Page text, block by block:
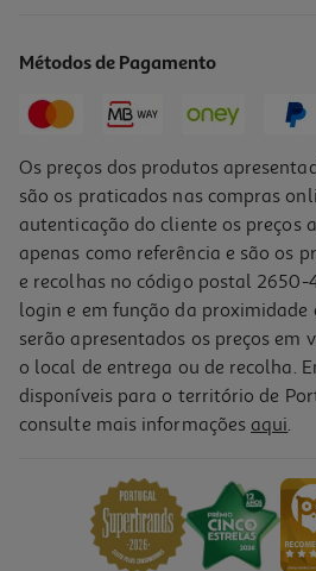
4.5
Bloco Wc Auchan Água Azul 2un
Métodos de Pagamento
Os preços dos produtos
são os praticados nas compras
autenticação do cliente os preços
apenas como referência e são os
e recolhas no código postal 2650-
login e em função da proximidade
serão apresentados os preços em
o local de entrega ou de recolha.
disponíveis para o território de
consulte mais informações aqui.